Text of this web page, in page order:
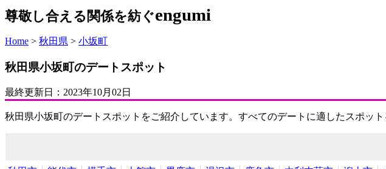
尊敬し合える関係を紡ぐengumi
Home > 秋田県 > 小坂町
秋田県小坂町のデートスポット
最終更新日： 2023年10月02日
秋田県小坂町のデートスポットをご紹介しています。すべてのデートに適したスポッ